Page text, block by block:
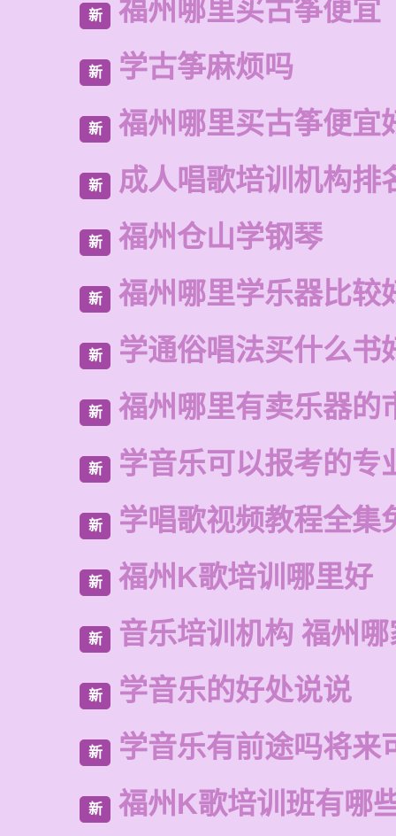
新 福州哪里买古筝便宜
新 学古筝麻烦吗
新 福州哪里买古筝便宜
新 成人唱歌培训机构排
新 福州仓山学钢琴
新 福州哪里学乐器比较
新 学通俗唱法买什么书
新 福州哪里有卖乐器的
新 学音乐可以报考的专
新 学唱歌视频教程全集
新 福州K歌培训哪里好
新 音乐培训机构 福州
新 学音乐的好处说说
新 学音乐有前途吗将来
新 福州K歌培训班有哪